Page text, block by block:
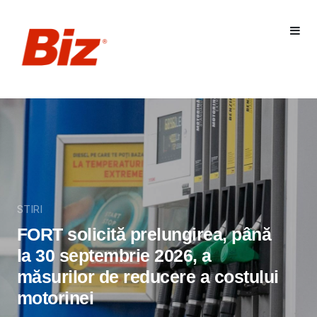
STIRI
FORT solicită prelungirea, până
la 30 septembrie 2026, a
măsurilor de reducere a costului
motorinei